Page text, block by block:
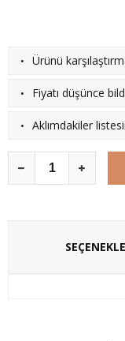
· Ürünü
· Fiyatı düşünce
· Aklımdakiler